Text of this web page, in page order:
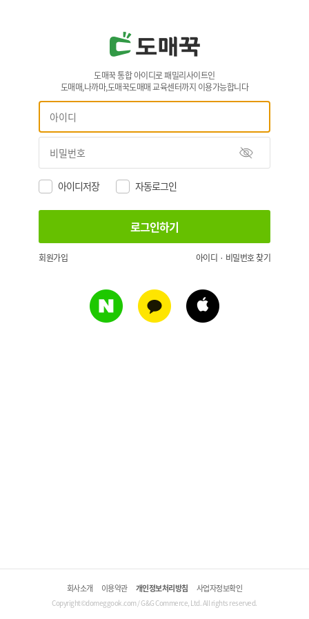
도매꾹 통합 아이디로 패밀리사이트인
도매매,나까마,도매꾹도매매 교육센터까지 이용가능합니다
아이디저장 자동로그인
회원가입 아이디 · 비밀번호 찾기
회사소개 이용약관 개인정보처리방침 사업자정보확인
Copyright©domeggook.com / G&G Commerce, Ltd. All rights reserved.